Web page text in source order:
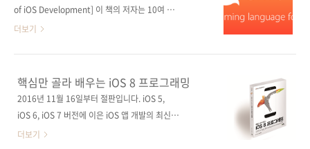
of iOS Development] 이 책의 저자는 10여 년
간 프로그래밍 강의를 진행해오고 있는 전문 강
며, 그 노하우를 살려 11종의 책을 집필하였습니
다. 오늘 소개해드릴 책은 그의 책 중 가장 인기
가 많은 스위프트 책입니다. [I♥Mobile] 시리즈
즈의 다섯 번째인 이번 책의 제목은 '더 쉽게, 더
더보기
핵심만 골라 배우는 iOS 8 프로그래밍
2016년 11월 16일부터 절판입니다. iOS 5,
iOS 6, iOS 7 버전에 이은 iOS 앱 개발의 최신
베스트셀러!간결한 설명, 풍부한 예제가 돋보이
더보기